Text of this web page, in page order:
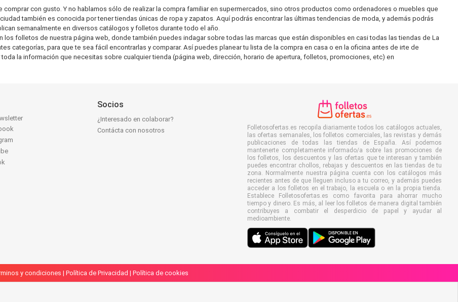
con gusto. Y no hablamos sólo de realizar la compra familiar en supermercados, sino otros productos como ordenadores o muebles que
también es conocida por tener tiendas únicas de ropa y zapatos. Aquí podrás encontrar las últimas tendencias de moda, y además podrás
semanalmente en diversos catálogos y folletos durante todo el año.
folletos de nuestra página web, donde también puedes indagar sobre todas las marcas que están disponibles en casi todas las tiendas de La
categorías, para que te sea fácil encontrarlas y comparar. Así puedes planear tu lista de la compra en casa o en la oficina antes de irte de
la información que necesitas sobre cualquier tienda (página web, dirección, horario de apertura, folletos, promociones, etc) en
Socios
¿Interesado en colaborar?
Contácta con nosotros
Folletosofertas.es recopila diariamente todos los catálogos actuales,
las ofertas semanales, los folletos comerciales, las revistas y demás
publicaciones de todas las tiendas de España. Así podemos
mantenerte completamente informado/a sobre las promociones de
los folletos, los descuentos y las ofertas que te interesan y también
puedes encontrar chollos, rebajas y descuentos en las tiendas de tu
zona. Normalmente nuestra página cuenta con los catálogos más
recientes antes de que lleguen incluso a tu correo, y además puedes
acceder a los folletos en el trabajo, la escuela o en la propia tienda.
Establece Folletosofertas.es como favorita para ahorrar mucho
tiempo y dinero. Es más, al leer los folletos de manera digital también
contribuyes a combatir el desperdicio de papel y ayudar al
medioambiente.
y condiciones | Política de Privacidad | Política de cookies